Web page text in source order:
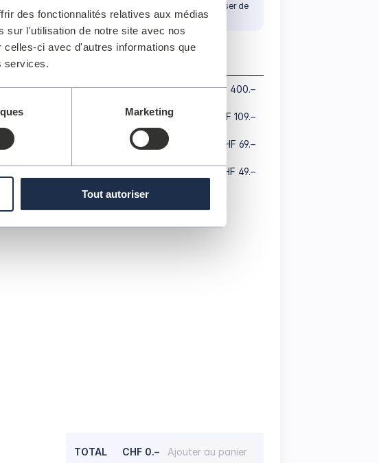
des fonctionnalités relatives aux médias
sur l'utilisation de notre site avec nos
ci avec d'autres informations que
services.
Marketing
Tout autoriser
Veuillez vous assurer de ne pas laisser de
places isolées.
Catégorie A CHF 149.– - CHF 400.–
Catégorie B CHF 10.– - CHF 109.–
Catégorie C CHF 10.– - CHF 69.–
CHF 10.– - CHF 49.–
TOTAL CHF 0.– Ajouter au panier